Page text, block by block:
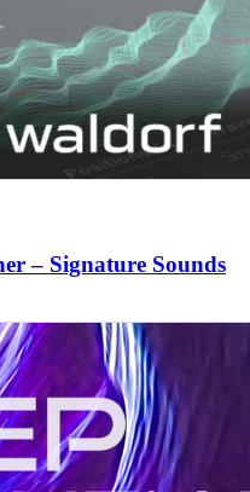
– Signature Sounds